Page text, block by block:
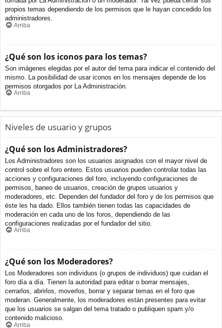
propios temas dependiendo de los permisos que le hayan concedido los
administradores.
Arriba
¿Qué son los iconos para los temas?
Son imágenes elegidas por el autor del tema para indicar el contenido del
mismo. La posibilidad de usar iconos en los mensajes depende de los
permisos otorgados por La Administración.
Arriba
Niveles de usuario y grupos
¿Qué son los Administradores?
Los Administradores son los usuarios asignados con el mayor nivel de
control sobre el foro entero. Estos usuarios pueden controlar todas las
acciones y configuraciones del foro, incluyendo configuraciones de
permisos, baneo de usuarios, creación de grupos usuarios y
moderadores, etc. Dependen del fundador del foro y de los permisos que
éste les ha dado. Ellos también tienen todas las capacidades de
moderación en cada uno de los foros, dependiendo de las
configuraciones realizadas por el fundador del sitio.
Arriba
¿Qué son los Moderadores?
Los Moderadores son individuos (o grupos de individuos) que cuidan el
foro día a día. Tienen la autoridad para editar o borrar mensajes,
cerrarlos, abrirlos, moverlos, borrar y separar temas en el foro que
moderan. Generalmente, los moderadores están presentes para evitar
que los usuarios se salgan del tema tratado o publiquen spam y/o
contenido malicioso.
Arriba